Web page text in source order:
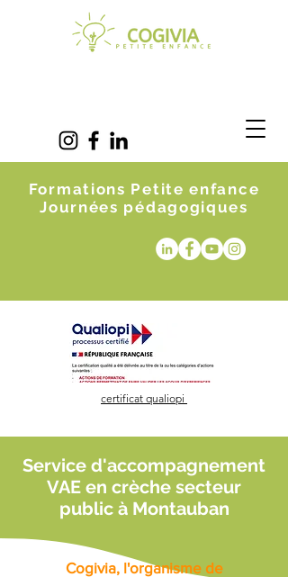
Formations Petite enfance
Journées pédagogiques
certificat qualiopi
Service d'accompagnement
VAE en crèche secteur
public à Montauban
Cogivia, l'organisme de